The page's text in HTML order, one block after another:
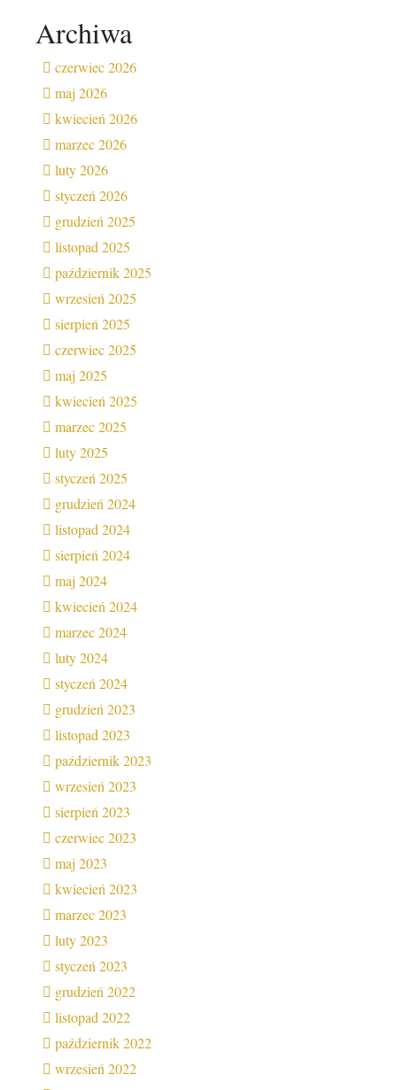
Archiwa
czerwiec 2026
maj 2026
kwiecień 2026
marzec 2026
luty 2026
styczeń 2026
grudzień 2025
listopad 2025
październik 2025
wrzesień 2025
sierpień 2025
czerwiec 2025
maj 2025
kwiecień 2025
marzec 2025
luty 2025
styczeń 2025
grudzień 2024
listopad 2024
sierpień 2024
maj 2024
kwiecień 2024
marzec 2024
luty 2024
styczeń 2024
grudzień 2023
listopad 2023
październik 2023
wrzesień 2023
sierpień 2023
czerwiec 2023
maj 2023
kwiecień 2023
marzec 2023
luty 2023
styczeń 2023
grudzień 2022
listopad 2022
październik 2022
wrzesień 2022